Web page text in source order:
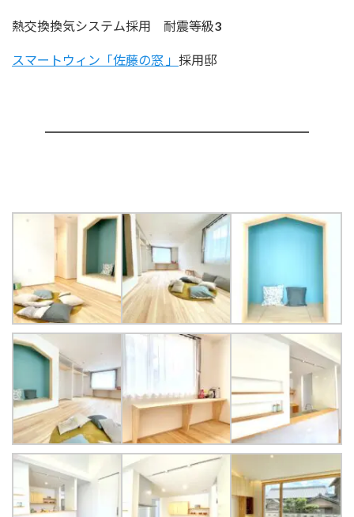
熱交換換気システム採用 耐震等級3
スマートウィン「佐藤の窓 」 採用邸